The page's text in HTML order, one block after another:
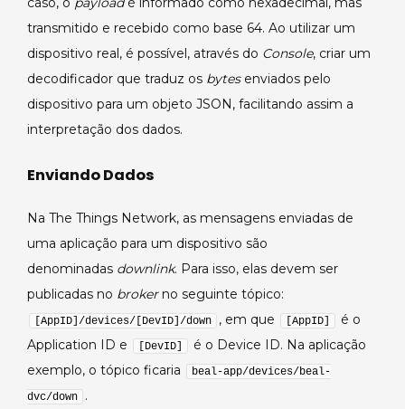
transmitido e recebido como base 64. Ao utilizar um
dispositivo real, é possível, através do Console, criar um
decodificador que traduz os bytesenviados pelo
dispositivo para um objeto JSON, facilitando assim a
interpretação dos dados.
Enviando Dados
Na The Things Network, as mensagens enviadas de
uma aplicação para um dispositivo são
denominadas downlink. Para isso, elas devem ser
publicadas no brokerno seguinte tópico:
[AppID]/devices/[DevID]/down , em que [AppID]
é o
Application ID e
[DevID]
é o Device ID. Na aplicação
exemplo, o tópico ficaria
beal-app/devices/beal-
dvc/down
.